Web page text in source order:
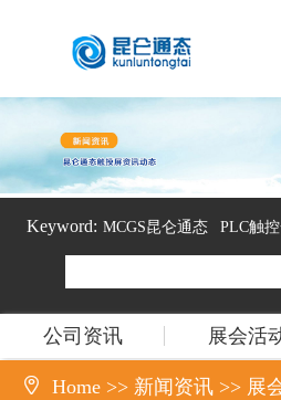
Keyword: MCGS昆仑通态 PLC触
组态软件
公司资讯 展会活
 Home >> 新闻资讯 >> 展